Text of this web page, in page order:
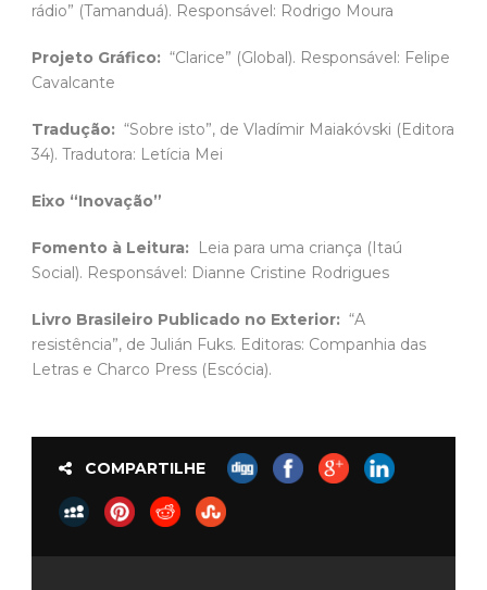
rádio” (Tamanduá). Responsável: Rodrigo Moura
Projeto Gráfico: “Clarice” (Global). Responsável: Felipe
Cavalcante
Tradução: “Sobre isto”, de Vladímir Maiakóvski (Editora
34). Tradutora: Letícia Mei
Eixo “Inovação”
Fomento à Leitura:
Leia para uma criança (Itaú
Social). Responsável: Dianne Cristine Rodrigues
Livro Brasileiro Publicado no Exterior: “A
resistência”, de Julián Fuks. Editoras: Companhia das
Letras e Charco Press (Escócia).
COMPARTILHE